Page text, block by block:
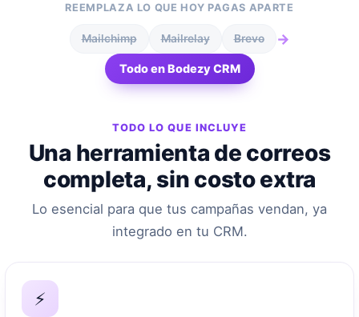
REEMPLAZA LO QUE HOY PAGAS APARTE
Mailchimp Mailrelay Brevo →
Todo en Bodezy CRM
TODO LO QUE INCLUYE
Una herramienta de correos
completa, sin costo extra
Lo esencial para que tus campañas vendan, ya
integrado en tu CRM.
⚡